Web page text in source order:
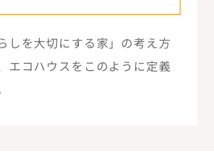
しを大切にする家」の考え方
エコハウスをこのように定義